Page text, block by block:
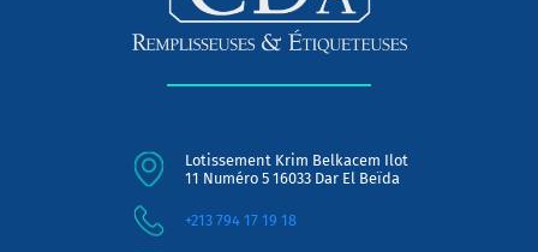
Lotissement Krim Belkacem Ilot
11 Numéro 5 16033 Dar El Beïda
+213 794 17 19 18